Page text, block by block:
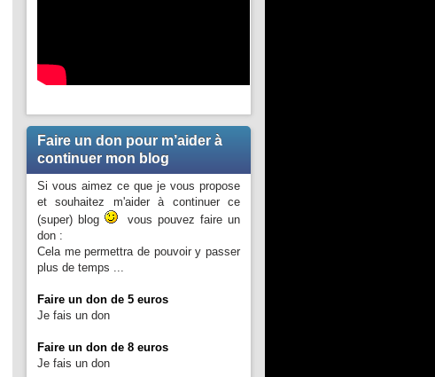
Faire un don pour m’aider à
continuer mon blog
Si vous aimez ce que je vous propose
et souhaitez m'aider à continuer ce
(super) blog
vous pouvez faire un
don :
Cela me permettra de pouvoir y passer
plus de temps ...
Faire un don de 5 euros
Je fais un don
Faire un don de 8 euros
Je fais un don